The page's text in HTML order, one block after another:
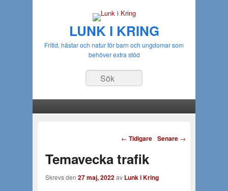
LUNK I KRING
Fritid, hästar och natur för barn och ungdomar som
behöver extra stöd
Inläggsnavigering
← Tidigare Senare →
Temavecka trafik
Skrevs den 27 maj, 2022av Lunk i Kring